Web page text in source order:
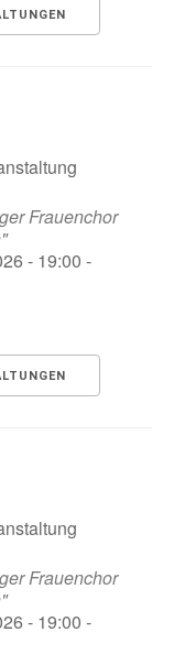
Frauenchor
- 19:00 -
Frauenchor
- 19:00 -